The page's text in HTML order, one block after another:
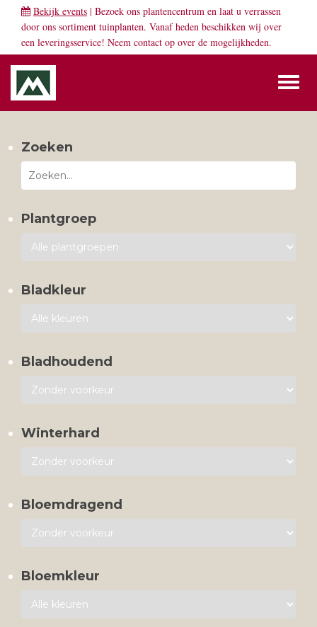
Bekijk events | Bezoek ons plantencentrum en laat u verrassen
door ons sortiment tuinplanten. Vanaf heden beschikken wij over
een leveringsservice! Neem contact op over de mogelijkheden.
Zoeken
Plantgroep
Bladkleur
Bladhoudend
Winterhard
Bloemdragend
Bloemkleur